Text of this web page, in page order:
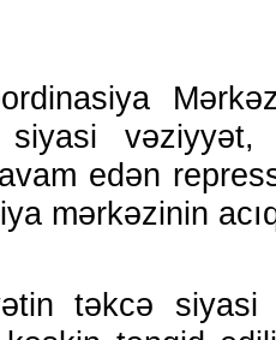
vəziyyət,
edən
mərkəzinin
təkcə